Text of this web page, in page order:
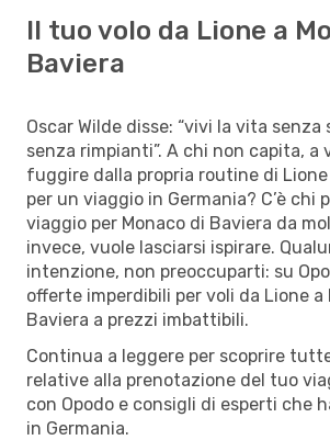
Il tuo volo da Lione a
Baviera
Oscar Wilde disse: “vivi la vita senza
senza rimpianti”. A chi non capita, a
fuggire dalla propria routine di
per un viaggio in Germania? C’è chi
viaggio per Monaco di Baviera da
invece, vuole lasciarsi ispirare.
intenzione, non preoccuparti: su
offerte imperdibili per voli da Lione a
Baviera a prezzi imbattibili.
Continua a leggere per scoprire
relative alla prenotazione del tuo
con Opodo e consigli di esperti che
in Germania.